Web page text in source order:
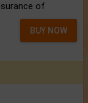
of
BUY NOW